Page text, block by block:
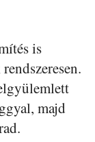
is
majd